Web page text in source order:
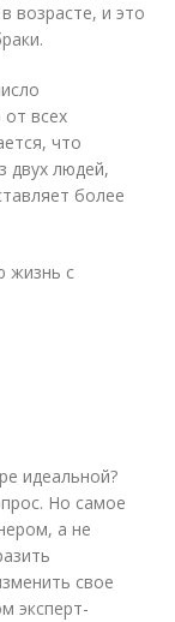
возрасте, и это
от всех
что
двух людей,
более
жизнь с
идеальной?
Но самое
а не
свое
эксперт-